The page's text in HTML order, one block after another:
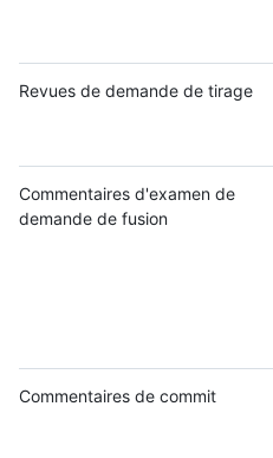
Revues de demande de tirage
Commentaires d'examen de
demande de fusion
Commentaires de commit